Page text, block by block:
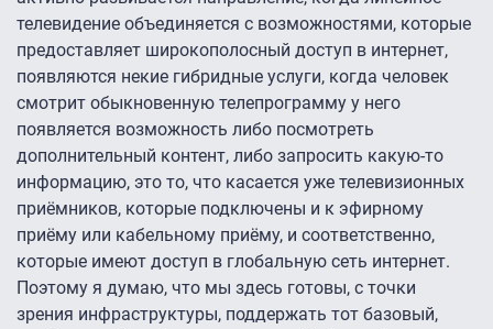
телевидение объединяется с возможностями, которые
предоставляет широкополосный доступ в интернет,
появляются некие гибридные услуги, когда человек
смотрит обыкновенную телепрограмму у него
появляется возможность либо посмотреть
дополнительный контент, либо запросить какую-то
информацию, это то, что касается уже телевизионных
приёмников, которые подключены и к эфирному
приёму или кабельному приёму, и соответственно,
которые имеют доступ в глобальную сеть интернет.
Поэтому я думаю, что мы здесь готовы, с точки
зрения инфраструктуры, поддержать тот базовый,